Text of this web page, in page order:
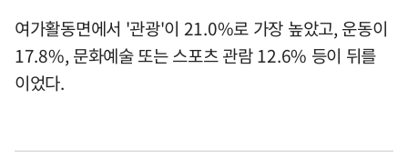
여가활동면에서 '관광'이 21.0%로 가장 높았고, 운동이
17.8%, 문화예술 또는 스포츠 관람 12.6% 등이 뒤를
이었다.